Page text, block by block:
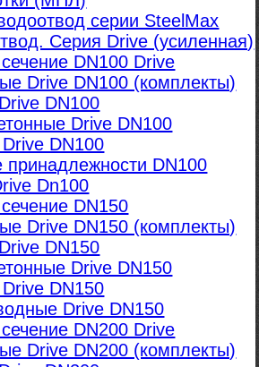
серии SteelMax
Серия Drive (усиленная)
DN100 Drive
Drive DN100 (комплекты)
DN100
Drive DN100
DN100
DN100
Dn100
DN150
Drive DN150 (комплекты)
DN150
Drive DN150
DN150
Drive DN150
DN200 Drive
Drive DN200 (комплекты)